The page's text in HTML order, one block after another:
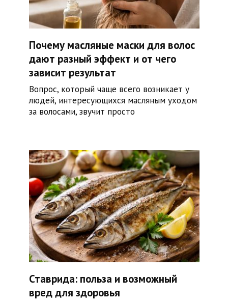
Почему масляные маски для волос
дают разный эффект и от чего
зависит результат
Вопрос, который чаще всего возникает у
людей, интересующихся масляным уходом
за волосами, звучит просто
Ставрида: польза и возможный
вред для здоровья